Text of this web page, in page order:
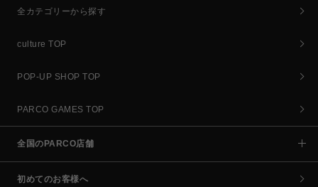
全カテゴリーから探す
culture TOP
POP-UP SHOP TOP
PARCO GAMES TOP
全国のPARCO店舗
初めてのお客様へ